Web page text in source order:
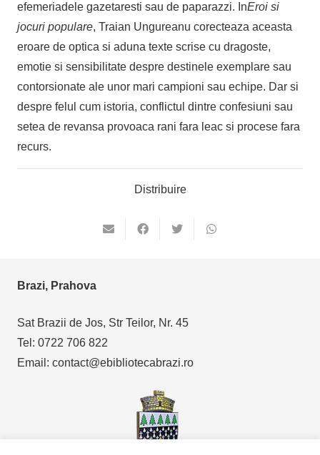
efemeriadele gazetaresti sau de paparazzi. InEroi si
jocuri populare, Traian Ungureanu corecteaza aceasta
eroare de optica si aduna texte scrise cu dragoste,
emotie si sensibilitate despre destinele exemplare sau
contorsionate ale unor mari campioni sau echipe. Dar si
despre felul cum istoria, conflictul dintre confesiuni sau
setea de revansa provoaca rani fara leac si procese fara
recurs.
Distribuire
Brazi, Prahova
Sat Brazii de Jos, Str Teilor, Nr. 45
Tel: 0722 706 822
Email: contact@ebibliotecabrazi.ro